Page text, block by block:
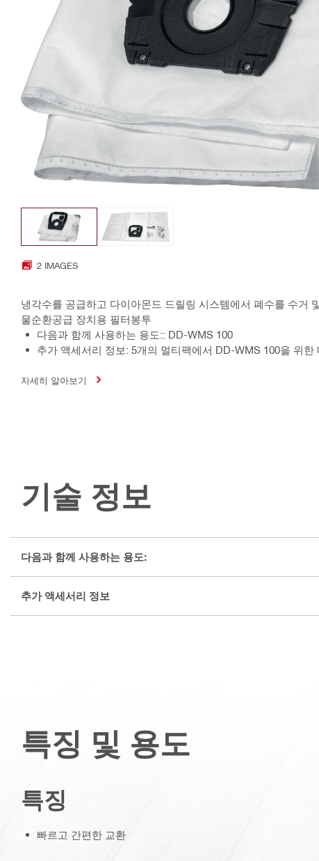
2 IMAGES
냉각수를 공급하고 다이아몬드 드릴링 시스템에서 폐수를 수거
물순환공급 장치용 필터봉투
다음과 함께 사용하는 용도:: DD-WMS 100
추가 액세서리 정보: 5개의 멀티팩에서 DD-WMS 100을 위한
자세히 알아보기
기술 정보
다음과 함께 사용하는 용도:
추가 액세서리 정보
특징 및 용도
특징
빠르고 간편한 교환